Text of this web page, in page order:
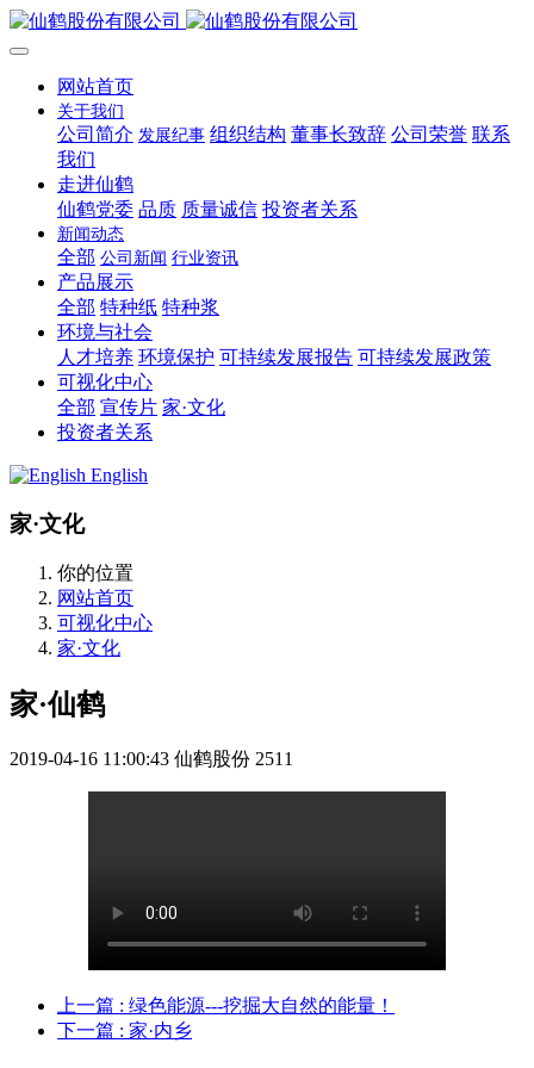
网站首页
关于我们
公司简介 发展纪事 组织结构 董事长致辞 公司荣誉 联系
我们
走进仙鹤
仙鹤党委 品质 质量诚信 投资者关系
新闻动态
全部 公司新闻 行业资讯
产品展示
全部 特种纸 特种浆
环境与社会
人才培养 环境保护 可持续发展报告 可持续发展政策
可视化中心
全部 宣传片 家·文化
投资者关系
English
家·文化
你的位置
网站首页
可视化中心
家·文化
家·仙鹤
2019-04-16 11:00:43 仙鹤股份 2511
上一篇 : 绿色能源---挖掘大自然的能量！
下一篇 : 家·内乡